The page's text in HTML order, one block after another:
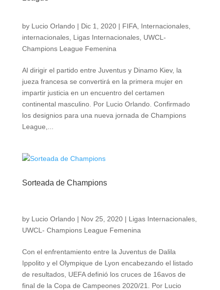
by Lucio Orlando| Dic 1, 2020| FIFA, Internacionales,
internacionales, Ligas Internacionales, UWCL-
Champions League Femenina
Al dirigir el partido entre Juventus y Dinamo Kiev, la
jueza francesa se convertirá en la primera mujer en
impartir justicia en un encuentro del certamen
continental masculino. Por Lucio Orlando. Confirmado
los designios para una nueva jornada de Champions
League,...
Sorteada de Champions
by Lucio Orlando| Nov 25, 2020| Ligas Internacionales,
UWCL- Champions League Femenina
Con el enfrentamiento entre la Juventus de Dalila
Ippolito y el Olympique de Lyon encabezando el listado
de resultados, UEFA definió los cruces de 16avos de
final de la Copa de Campeones 2020/21. Por Lucio